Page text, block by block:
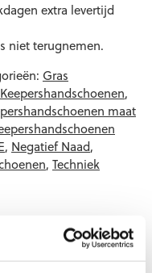
extra levertijd
niet terugnemen.
Gras
Keepershandschoenen,
maat
, Negatief Naad,
, Techniek